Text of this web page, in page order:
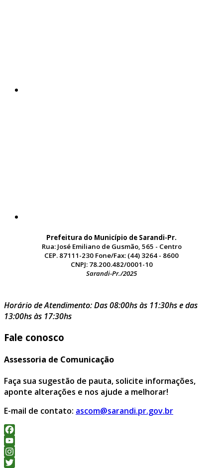
Prefeitura do Município de Sarandi-Pr.
Rua: José Emiliano de Gusmão, 565 - Centro
CEP. 87111-230 Fone/Fax: (44) 3264 - 8600
CNPJ: 78.200.482/0001-10
Sarandi-Pr./2025
Horário de Atendimento: Das 08:00hs às 11:30hs e das
13:00hs às 17:30hs
Fale conosco
Assessoria de Comunicação
Faça sua sugestão de pauta, solicite informações,
aponte alterações e nos ajude a melhorar!
E-mail de contato: ascom@sarandi.pr.gov.br
Facebook
YouTube
Channel
Instagram